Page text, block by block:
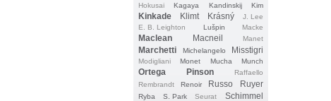
Hokusai
Kagaya Kandinskij Kim
Kinkade Klimt Krásný
J. Lee
E. B. Leighton
Lušpin Macke
Maclean Macneil Manet
Marchetti Michelangelo Misstigri
Modigliani Monet Mucha Munch
Ortega Pinson
Raffaello
Rembrandt
Renoir Russo Ruyer
Ryba S. Park Seurat
Schimmel